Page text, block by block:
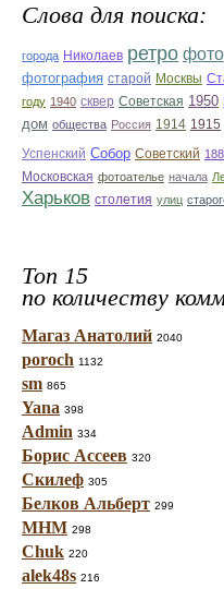
Слова для поиска:
города Николаев ретро фото
фотография старой Москвы
году 1940 сквер Советская 1950
дом общества Россия 1914 1915
Успенский Собор Советский
Московская фотоателье начала
Харьков столетия улиц
Топ 15
по количеству
Магаз Анатолий 2040
poroch 1132
sm 865
Yana 398
Admin 334
Борис Ассеев 320
Скилеф 305
Белков Альберт 299
МНМ 298
Chuk 220
alek48s 216